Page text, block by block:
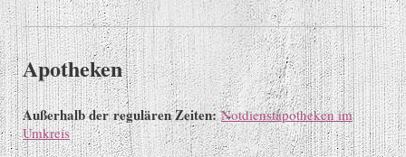
Apotheken
Außerhalb der regulären Zeiten: Notdienstapotheken im
Umkreis